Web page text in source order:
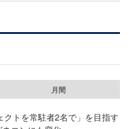
月間
トを常駐者2名で」を目指す